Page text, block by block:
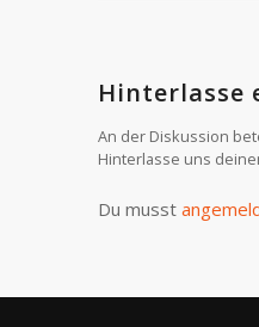
Hinterlasse
An der Diskussion
Hinterlasse uns
Du musst